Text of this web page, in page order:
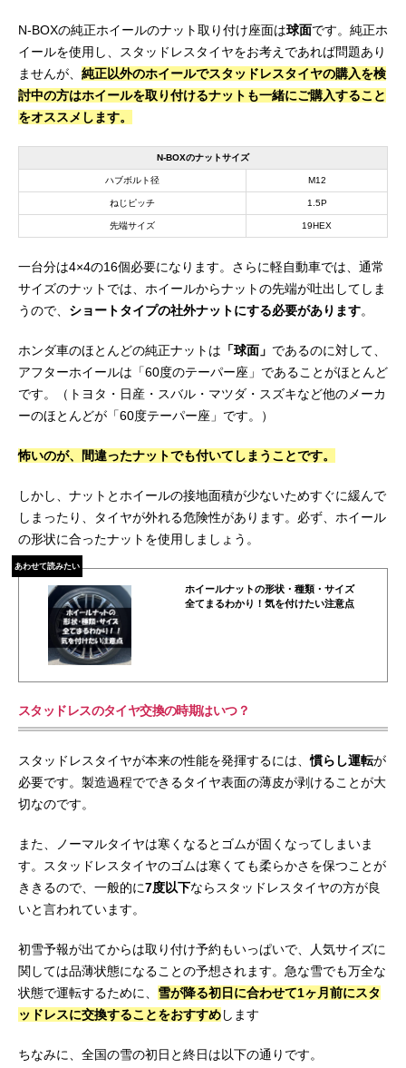
N-BOXの純正ホイールのナット取り付け座面は球面です。純正ホ
イールを使用し、スタッドレスタイヤをお考えであれば問題あり
ませんが、 純正以外のホイールでスタッドレスタイヤの購入を検
討中の方はホイールを取り付けるナットも一緒にご購入すること
をオススメします。
N-BOXのナットサイズ
ハブボルト径 M12
ねじピッチ 1.5P
先端サイズ 19HEX
一台分は4×4の16個必要になります。さらに軽自動車では、通常
サイズのナットでは、ホイールからナットの先端が吐出してしま
うので、 ショートタイプの社外ナットにする必要があります。
ホンダ車のほとんどの純正ナットは 「球面」 であるのに対して、
アフターホイールは「60度のテーパー座」であることがほとんど
です。（トヨタ・日産・スバル・マツダ・スズキなど他のメーカ
ーのほとんどが「60度テーパー座」です。）
怖いのが、間違ったナットでも付いてしまうことです。
しかし、ナットとホイールの接地面積が少ないためすぐに緩んで
しまったり、タイヤが外れる危険性があります。必ず、ホイール
の形状に合ったナットを使用しましょう。
あわせて読みたい
ホイールナットの形状・種類・サイズ
全てまるわかり！気を付けたい注意点
スタッドレスのタイヤ交換の時期はいつ？
スタッドレスタイヤが本来の性能を発揮するには、慣らし運転が
必要です。製造過程でできるタイヤ表面の薄皮が剥けることが大
切なのです。
また、ノーマルタイヤは寒くなるとゴムが固くなってしまいま
す。スタッドレスタイヤのゴムは寒くても柔らかさを保つことが
ききるので、一般的に7度以下ならスタッドレスタイヤの方が良
いと言われています。
初雪予報が出てからは取り付け予約もいっぱいで、人気サイズに
関しては品薄状態になることの予想されます。急な雪でも万全な
状態で運転するために、 雪が降る初日に合わせて1ヶ月前にスタ
ッドレスに交換することをおすすめします
ちなみに、全国の雪の初日と終日は以下の通りです。